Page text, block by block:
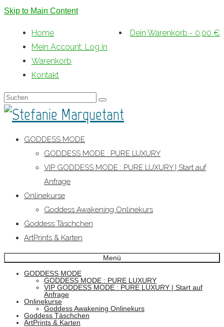
Skip to Main Content
Home
Mein Account: Log in
Warenkorb
Kontakt
Dein Warenkorb - 0,00 €
Suche
nach:
GODDESS MODE
GODDESS MODE : PURE LUXURY
VIP GODDESS MODE : PURE LUXURY | Start auf
Anfrage
Onlinekurse
Goddess Awakening Onlinekurs
Goddess Täschchen
ArtPrints & Karten
Menü
GODDESS MODE
GODDESS MODE : PURE LUXURY
VIP GODDESS MODE : PURE LUXURY | Start auf
Anfrage
Onlinekurse
Goddess Awakening Onlinekurs
Goddess Täschchen
ArtPrints & Karten